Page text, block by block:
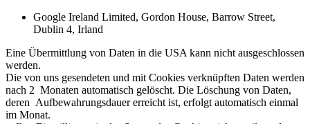
Google Ireland Limited, Gordon House, Barrow Street,
Dublin 4, Irland
Eine Übermittlung von Daten in die USA kann nicht ausgeschlossen
werden.
Die von uns gesendeten und mit Cookies verknüpften Daten werden
nach 2 Monaten automatisch gelöscht. Die Löschung von Daten,
deren Aufbewahrungsdauer erreicht ist, erfolgt automatisch einmal
im Monat.